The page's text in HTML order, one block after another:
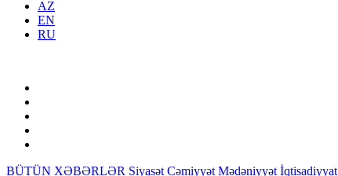
AZ
EN
RU
BÜTÜN XƏBƏRLƏR Siyasət Cəmiyyət Mədəniyyət İqtisadiyyat